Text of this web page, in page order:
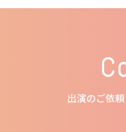
出演のご依